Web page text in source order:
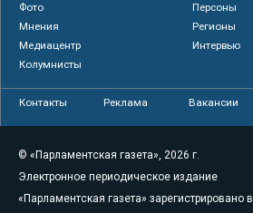
Фото
Персоны
Мнения
Регионы
Медиацентр
Интервью
Колумнисты
Контакты Реклама Вакансии
© «Парламентская газета», 2026 г.
Электронное периодическое издание
«Парламентская газета» зарегистрировано в